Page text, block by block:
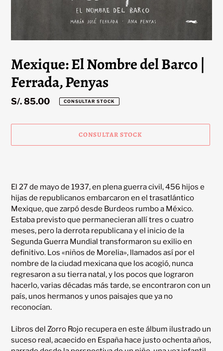
Mexique: El Nombre del Barco |
Ferrada, Penyas
Precio
S/. 85.00 CONSULTAR STOCK
CONSULTAR STOCK
a
tu
carrito
El 27 de mayo de 1937, en plena guerra civil, 456 hijos e
hijas de republicanos embarcaron en el trasatlántico
Mexique, que zarpó desde Burdeos rumbo a México.
Estaba previsto que permanecieran allí tres o cuatro
meses, pero la derrota republicana y el inicio de la
Segunda Guerra Mundial transformaron su exilio en
definitivo. Los «niños de Morelia», llamados así por el
nombre de la ciudad mexicana que los acogió, nunca
regresaron a su tierra natal, y los pocos que lograron
hacerlo, varias décadas más tarde, se encontraron con un
país, unos hermanos y unos paisajes que ya no
reconocían.
Libros del Zorro Rojo recupera en este álbum ilustrado un
suceso real, acaecido en España hace justo ochenta años,